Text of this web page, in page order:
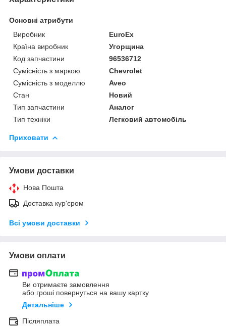
Основні атрибути
Виробник
EuroEx
Країна виробник
Угорщина
Код запчастини
96536712
Сумісність з маркою
Chevrolet
Сумісність з моделлю
Aveo
Стан
Новий
Тип запчастини
Аналог
Тип техніки
Легковий автомобіль
Приховати
Умови доставки
Нова Пошта
Доставка кур'єром
Всі умови доставки
Умови оплати
Ви отримаєте замовлення
або гроші повернуться на вашу картку
Детальніше
Післяплата